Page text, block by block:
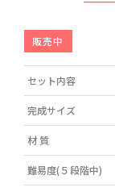
販売中
セット内容
完成サイズ
材 質
難易度(５段階中)